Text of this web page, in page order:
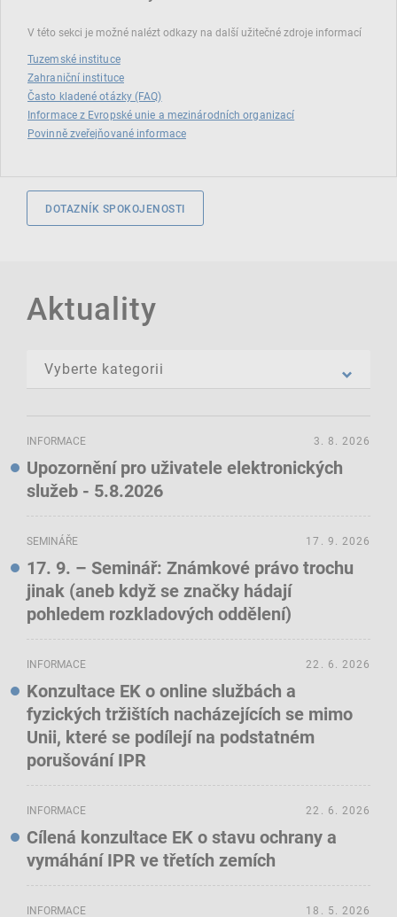
V této sekci je možné nalézt odkazy na další užitečné zdroje informací
Tuzemské instituce
Zahraniční instituce
Často kladené otázky (FAQ)
Informace z Evropské unie a mezinárodních organizací
Povinně zveřejňované informace
DOTAZNÍK SPOKOJENOSTI
Aktuality
INFORMACE
Upozornění pro uživatele elektronických
služeb - 5.8.2026
3. 8. 2026
SEMINÁŘE
17. 9. – Seminář: Známkové právo trochu
jinak (aneb když se značky hádají
pohledem rozkladových oddělení)
17. 9. 2026
INFORMACE
Konzultace EK o online službách a
fyzických tržištích nacházejících se mimo
Unii, které se podílejí na podstatném
porušování IPR
22. 6. 2026
INFORMACE
Cílená konzultace EK o stavu ochrany a
vymáhání IPR ve třetích zemích
22. 6. 2026
INFORMACE 18. 5. 2026